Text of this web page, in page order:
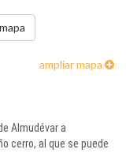
ampliar mapa
Almudévar a
cerro, al que se puede